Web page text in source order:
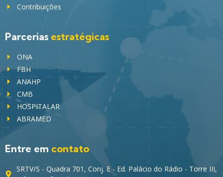
Contribuições
Parcerias estratégicas
ONA
FBH
ANAHP
CMB
HOSPITALAR
ABRAMED
Entre em contato
SRTV/S - Quadra 701, Conj. E - Ed. Palácio do Rádio - Torre III,